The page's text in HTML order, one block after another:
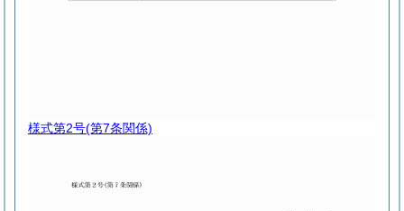
様式第2号(第7条関係)